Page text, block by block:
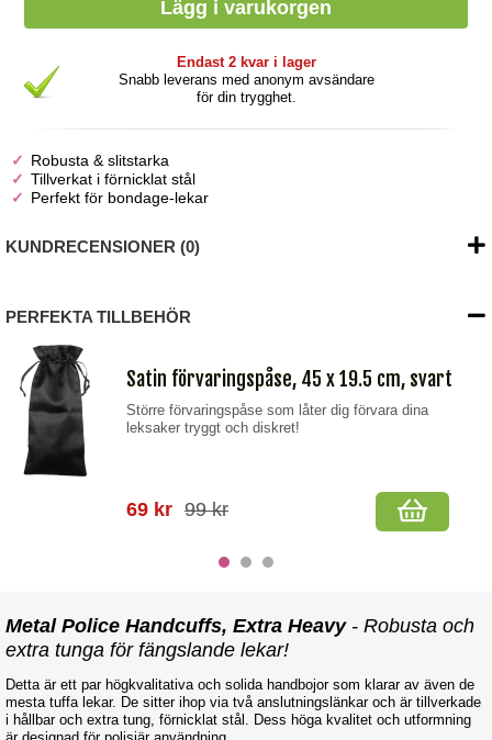
Endast 2 kvar i lager
Snabb leverans med anonym avsändare
för din trygghet.
Robusta & slitstarka
Tillverkat i förnicklat stål
Perfekt för bondage-lekar
KUNDRECENSIONER (0)
PERFEKTA TILLBEHÖR
Satin förvaringspåse, 45 x 19.5 cm, svart
Större förvaringspåse som låter dig förvara dina
leksaker tryggt och diskret!
69 kr 99 kr
Metal Police Handcuffs, Extra Heavy- Robusta och
extra tunga för fängslande lekar!
Detta är ett par högkvalitativa och solida handbojor som klarar av även de
mesta tuffa lekar. De sitter ihop via två anslutningslänkar och är tillverkade
i hållbar och extra tung, förnicklat stål. Dess höga kvalitet och utformning